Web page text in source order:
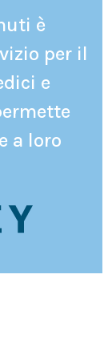
è
per il
e
a loro